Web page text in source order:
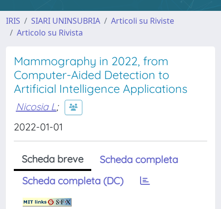
IRIS SIARI UNINSUBRIA
Articoli su Riviste
Articolo su Rivista
Mammography in 2022, from
Computer-Aided Detection to
Artificial Intelligence Applications
Nicosia L;
2022-01-01
Scheda breve
Scheda completa
Scheda completa (DC)